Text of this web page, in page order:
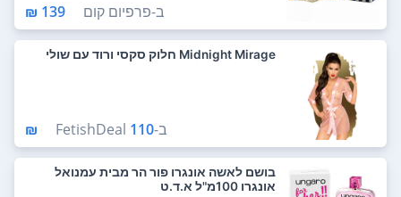
ב-פרפיום קום 139 ₪
Midnight Mirage חלוק סקסי ורוד עם שולי
ב- FetishDeal 110 ₪
בושם לאשה אונגרו פור הר מבית עמנואל
אונגרו 100מ"ל א.ד.ט